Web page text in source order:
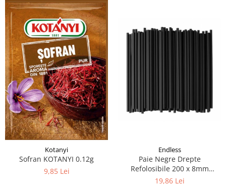
Kotanyi
Sofran KOTANYI 0.12g
9,85 Lei
Endless
Paie Negre Drepte
Refolosibile 200 x 8mm
250buc
19,86 Lei